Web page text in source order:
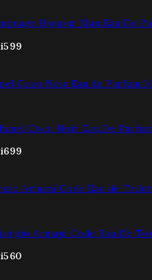
Honour Man Eau De
599
Coco Noir Eau De
699
Armani Code Eau De
560